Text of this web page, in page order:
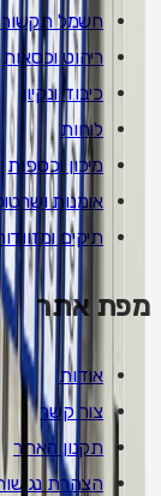
חשמל
ריהוט וכסאות
כיבוד ונקיון
לוחות
מיכון וכספות
אומנות
תיקים
מפת אתר
אודות
צור קשר
תקנון האתר
הצהרת